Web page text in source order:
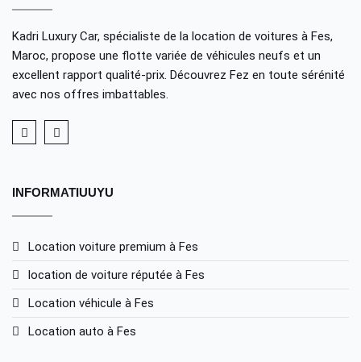
Kadri Luxury Car, spécialiste de la location de voitures à Fes,
Maroc, propose une flotte variée de véhicules neufs et un
excellent rapport qualité-prix. Découvrez Fez en toute sérénité
avec nos offres imbattables.
INFORMATIUUYU
Location voiture premium à Fes
location de voiture réputée à Fes
Location véhicule à Fes
Location auto à Fes